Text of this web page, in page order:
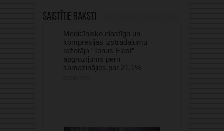
Saistītie raksti
Medicīnisko elastīgo un
kompresijas izstrādājumu
ražotāja “Tonus Elast”
apgrozījums pērn
samazinājies par 21,1%